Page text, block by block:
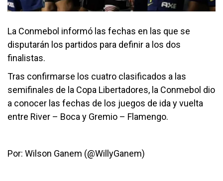
La Conmebol informó las fechas en las que se
disputarán los partidos para definir a los dos
finalistas.
Tras confirmarse los cuatro clasificados a las
semifinales de la Copa Libertadores, la Conmebol dio
a conocer las fechas de los juegos de ida y vuelta
entre River – Boca y Gremio – Flamengo.
Por: Wilson Ganem (@WillyGanem)